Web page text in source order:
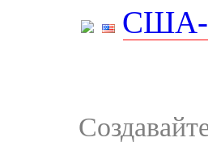
США-